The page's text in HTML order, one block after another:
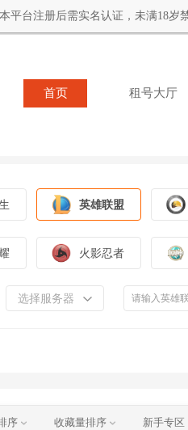
台注册后需实名认证，未满18岁
首页 租号大厅
英雄联盟
火影忍者
选择服务器
序 收藏量排序 新手专区